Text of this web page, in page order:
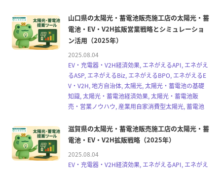
山口県の太陽光・蓄電池販売施工店の太陽光・蓄
電池・EV・V2H拡販営業戦略とシミュレーショ
ン活用（2025年）
2025.08.04
EV・充電器・V2H経済効果, エネがえるAPI, エネがえ
るASP, エネがえるBiz, エネがえるBPO, エネがえるE
V・V2H, 地方自治体, 太陽光, 太陽光・蓄電池の基礎
知識, 太陽光・蓄電池経済効果, 太陽光・蓄電池販
売・営業ノウハウ, 産業用自家消費型太陽光, 蓄電池
滋賀県の太陽光・蓄電池販売施工店の太陽光・蓄
電池・EV・V2H拡販戦略（2025年）
2025.08.04
EV・充電器・V2H経済効果, エネがえるAPI, エネがえ